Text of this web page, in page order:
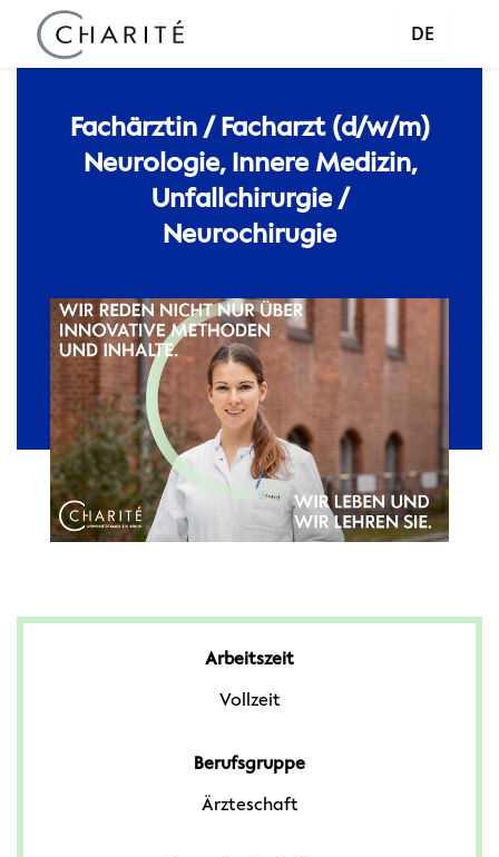
DE
Fachärztin / Facharzt (d/w/m)
Neurologie, Innere Medizin,
Unfallchirurgie /
Neurochirugie
Arbeitszeit
Vollzeit
Berufsgruppe
Ärzteschaft